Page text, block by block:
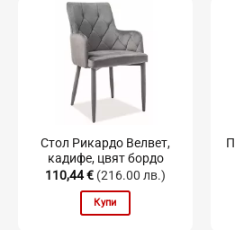
Стол Рикардо Велвет,
кадифе, цвят бордо
110,44€ (216.00 лв.)
Купи